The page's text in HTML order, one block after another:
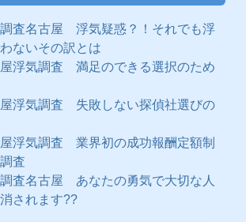
査名古屋 浮気疑惑？！それでも浮
ないその訳とは
浮気調査 満足のできる選択のため
浮気調査 失敗しない探偵社選びの
浮気調査 業界初の成功報酬定額制
査
査名古屋 あなたの勇気で大切な人
されます??